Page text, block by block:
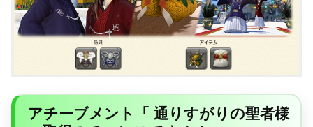
アチーブメント「 通りすがりの聖者様